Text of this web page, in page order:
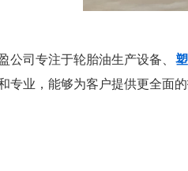
公司专注于轮胎油生产设备、
专业，能够为客户提供更全面